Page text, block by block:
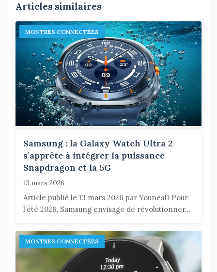
Articles similaires
MONTRES CONNECTÉES
Samsung : la Galaxy Watch Ultra 2
s’apprête à intégrer la puissance
Snapdragon et la 5G
13 mars 2026
Article publié le 13 mars 2026 par YounesD Pour
l’été 2026, Samsung envisage de révolutionner...
MONTRES CONNECTÉES